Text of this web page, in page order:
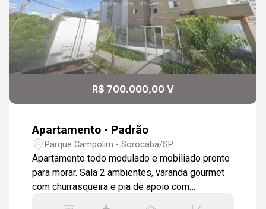
11
Aug/Tue
12
12:00
12:30
13:00
R$ 700.000,00 V
Apartamento - Padrão
Parque Campolim - Sorocaba/SP
Apartamento todo modulado e mobiliado pronto
para morar. Sala 2 ambientes, varanda gourmet
com churrasqueira e pia de apoio com